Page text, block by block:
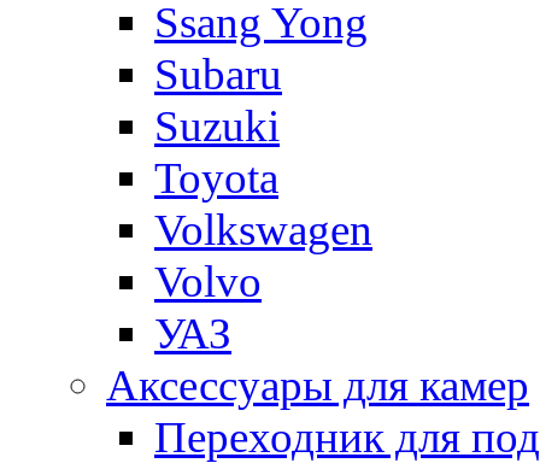
Ssang Yong
Subaru
Suzuki
Toyota
Volkswagen
Volvo
УАЗ
Аксессуары для камер
Переходник для